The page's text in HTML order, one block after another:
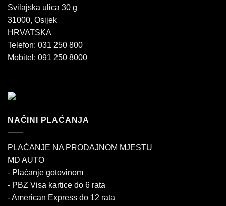
Svilajska ulica 30 g
31000, Osijek
HRVATSKA
Telefon: 031 250 800
Mobitel: 091 250 8000
NAČINI PLAĆANJA
PLAĆANJE NA PRODAJNOM MJESTU
MD AUTO
- Plaćanje gotovinom
- PBZ Visa kartice do 6 rata
- American Express do 12 rata